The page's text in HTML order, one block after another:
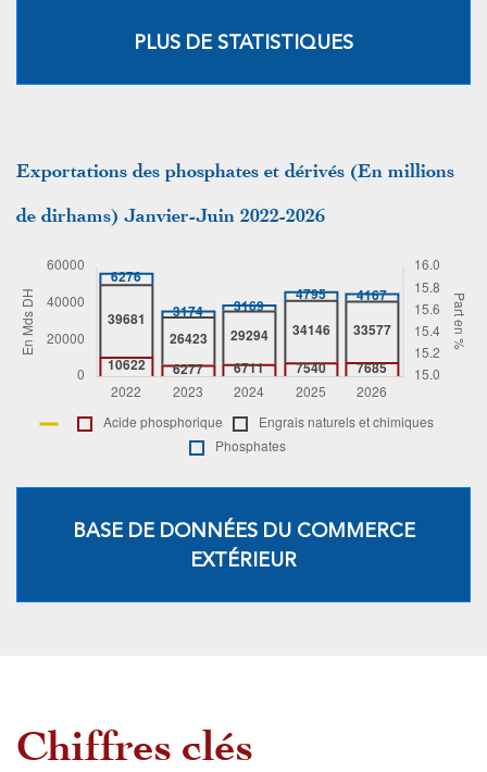
PLUS DE STATISTIQUES
Exportations des phosphates et dérivés (En millions
de dirhams) Janvier-Juin 2022-2026
BASE DE DONNÉES DU COMMERCE
EXTÉRIEUR
Chiffres clés